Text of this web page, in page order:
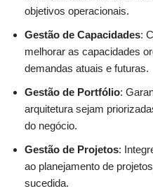
objetivos operacionais.
Gestão de Capacidades:
melhorar as capacidades
demandas atuais e futuras.
Gestão de Portfólio:
arquitetura sejam
do negócio.
Gestão de Projetos:
ao planejamento de
sucedida.